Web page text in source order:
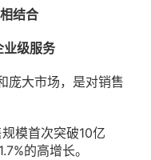
结合
业级服务
庞大市场，是对销售
模首次突破10亿
的高增长。